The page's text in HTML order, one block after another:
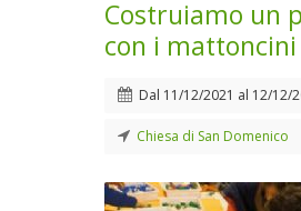
Costruiamo un
con i
Dal 11/12/2021 al 12/12/
Chiesa di San Domenico